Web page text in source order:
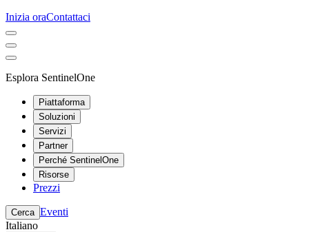
Inizia oraContattaci
Esplora SentinelOne
Piattaforma
Soluzioni
Servizi
Partner
Perché SentinelOne
Risorse
Prezzi
Cerca Eventi
Italiano